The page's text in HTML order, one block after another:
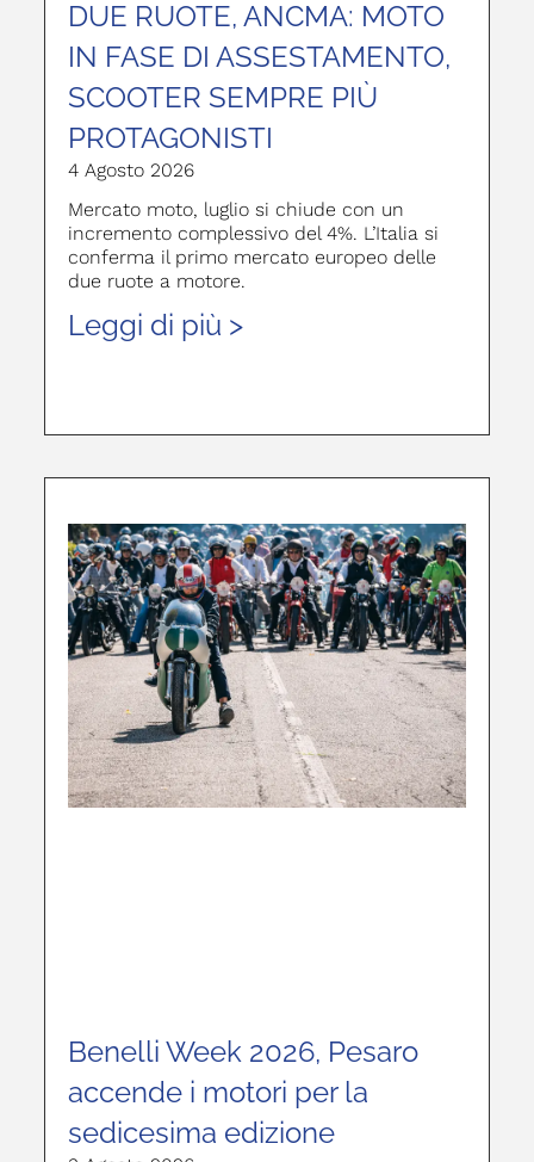
DUE RUOTE, ANCMA: MOTO
IN FASE DI ASSESTAMENTO,
SCOOTER SEMPRE PIÙ
PROTAGONISTI
4 Agosto 2026
Mercato moto, luglio si chiude con un
incremento complessivo del 4%. L’Italia si
conferma il primo mercato europeo delle
due ruote a motore.
Leggi di più >
Benelli Week 2026, Pesaro
accende i motori per la
sedicesima edizione